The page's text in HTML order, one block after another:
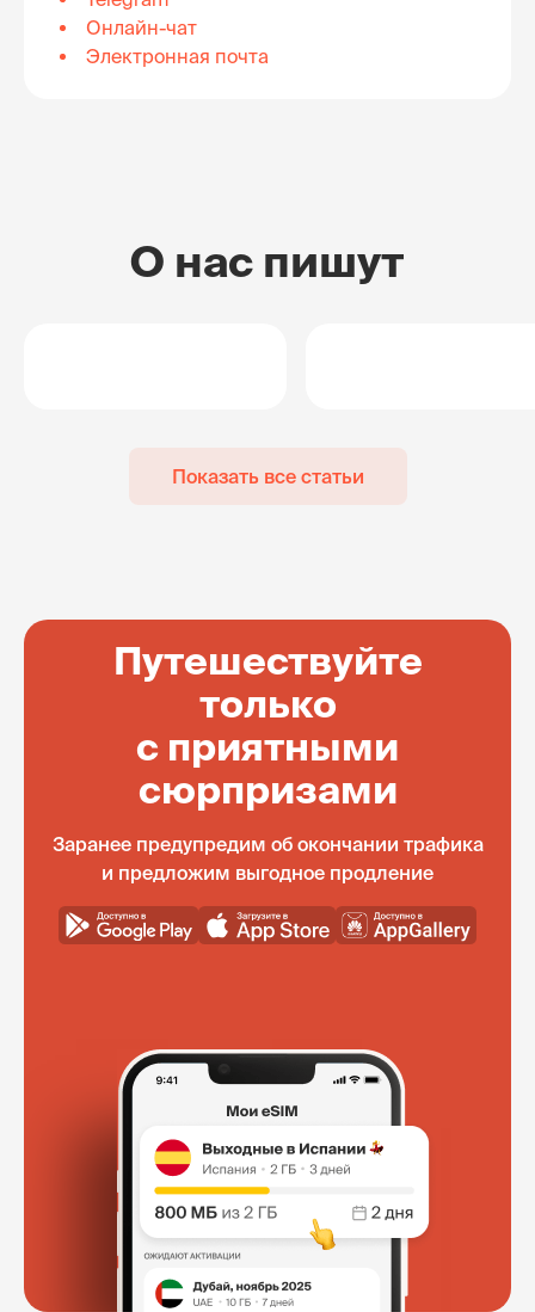
Онлайн-чат
Электронная почта
О нас пишут
Показать все статьи
Путешествуйте
только
с приятными
сюрпризами
Заранее предупредим об окончании трафика
и предложим выгодное продление